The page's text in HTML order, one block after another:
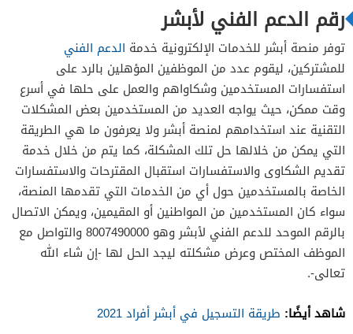
رقم الدعم الفني لأبشر
توفر منصة أبشر للخدمات الإلكترونية خدمة الدعم الفني
للمشتركين، ليقوم عدد من الموظفين المؤهلين بالرد على
استفسارات المستخدمين وشكاواهم والعمل على حلها في أسرع
وقت ممكن، حيث يواجه العديد من المستخدمين بعض المشكلات
التقنية عند استخدامهم لمنصة أبشر ولا يعرفون ما هي الطريقة
التي يمكن من خلالها حل تلك المشكلة، كما يتم من خلال خدمة
تقديم الشكاوى والاستفسارات استقبال المقترحات والاستفسارات
الخاصة بالمستخدمين حول أي من الخدمات التي تقدمها المنصة،
سواء كان المستخدمين من المواطنين أو المقيمين، ويمكن الاتصال
بالرقم الموحد للدعم الفني لأبشر وهو 8007490000 والتواصل مع
الموظف المختص وعرض مشكلته ليجد الحل لها -إن شاء الله
تعالى-.
شاهد أيضًا: طريقة التسجيل في أبشر أفراد 2021